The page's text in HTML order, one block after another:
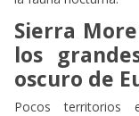
Sierra
los
oscuro de
Pocos territorios